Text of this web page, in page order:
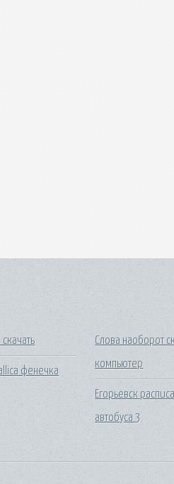
фенечка
Слова наоборот
компьютер
Егорьевск
автобуса 3